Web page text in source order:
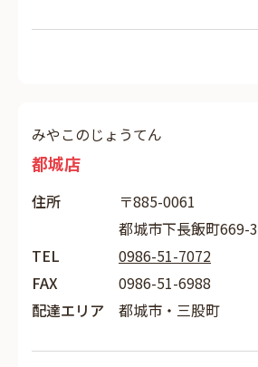
みやこのじょうてん
都城店
住所
〒885-0061
都城市下長飯町669-3
TEL
0986-51-7072
FAX
0986-51-6988
配達エリア
都城市・三股町